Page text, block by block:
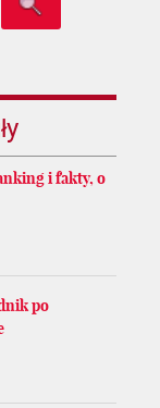
i fakty, o
po